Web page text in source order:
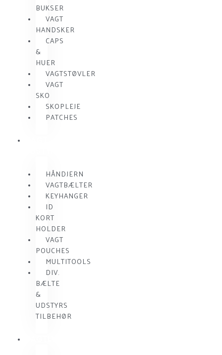
BUKSER
VAGT
HANDSKER
CAPS
&
HUER
VAGTSTØVLER
VAGT
SKO
SKOPLEJE
PATCHES
HÅNDJERN
VAGTBÆLTER
KEYHANGER
ID
KORT
HOLDER
VAGT
POUCHES
MULTITOOLS
DIV.
BÆLTE
&
UDSTYRS
TILBEHØR